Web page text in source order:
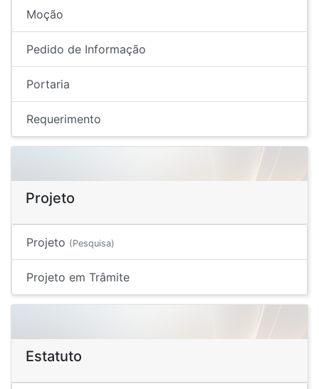
Moção
Pedido de Informação
Portaria
Requerimento
Projeto
Projeto (Pesquisa)
Projeto em Trâmite
Estatuto